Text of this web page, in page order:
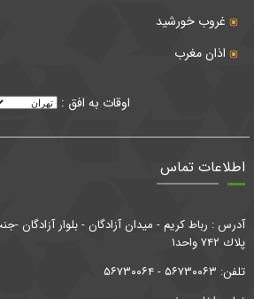
غروب خورشید
اذان مغرب
اوقات به افق :
اطلاعات تماس
آدرس : رباط كريم - ميدان آزادگان - بلوار آزادگان -
پلاك ۷۴۲ واحد۱
تلفن: ۵۶۷۳۰۰۶۳ - ۵۶۷۳۰۰۶۴